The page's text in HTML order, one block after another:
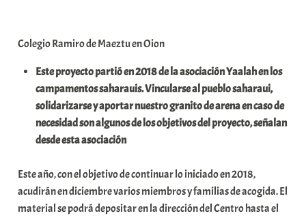
t
a
Colegio Ramiro de Maeztu en Oion
Este proyecto partió en 2018 de la asociación Yaalah en los
campamentos saharauis. Vincularse al pueblo saharaui,
solidarizarse y aportar nuestro granito de arena en caso de
necesidad son algunos de los objetivos del proyecto, señalan
desde esta asociación
Este año, con el objetivo de continuar lo iniciado en 2018,
acudirán en diciembre varios miembros y familias de acogida. El
material se podrá depositar en la dirección del Centro hasta el